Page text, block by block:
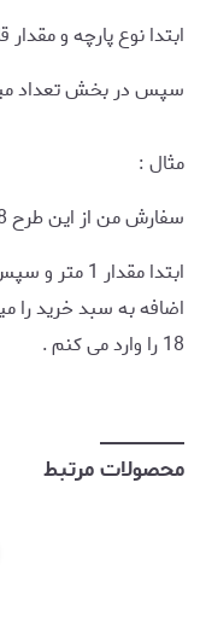
ابتدا نوع پارچه و
سپس در بخش تعداد
مثال :
سفارش من از این طرح 18 متر پارچه بوگاتی است :
ابتدا مقدار
اضافه به سبد خرید را
18 را وارد می کنم .
محصولات مرتبط